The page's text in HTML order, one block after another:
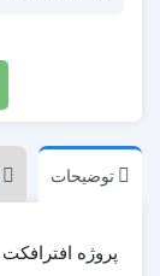
توضیحات